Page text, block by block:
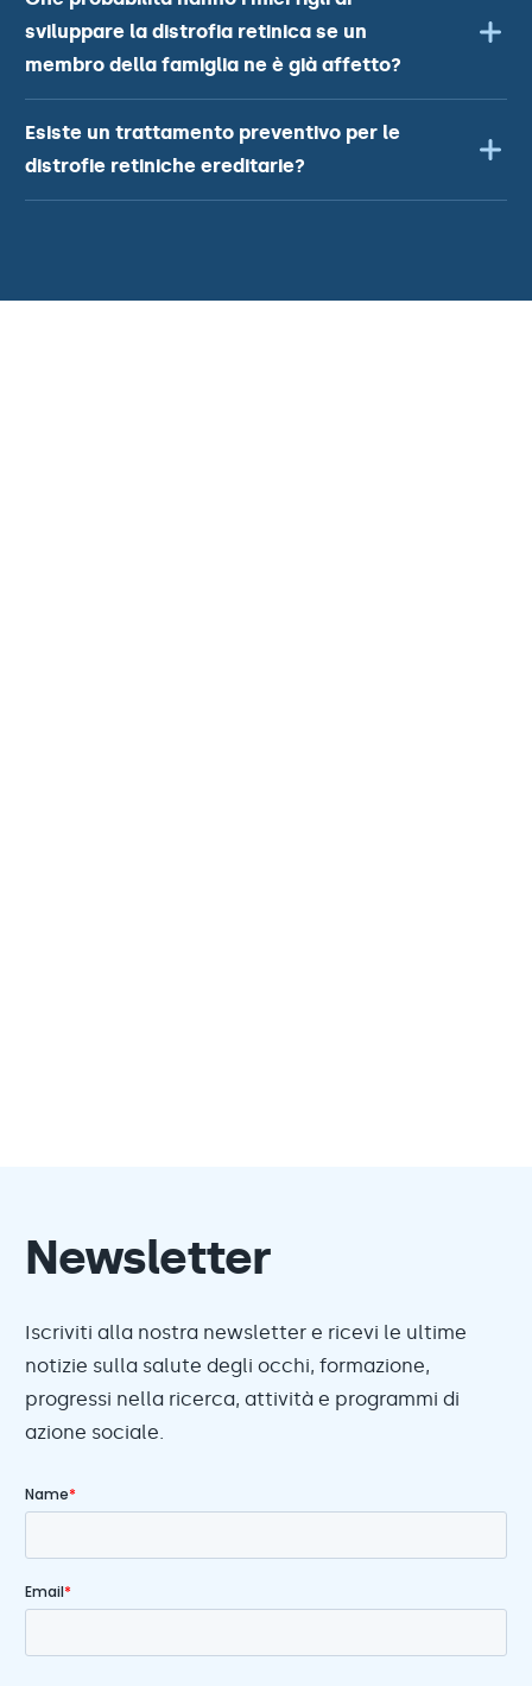
sviluppare la distrofia retinica se un
membro della famiglia ne è già affetto?
Esiste un trattamento preventivo per le
distrofie retiniche ereditarie?
Newsletter
Iscriviti alla nostra newsletter e ricevi le ultime
notizie sulla salute degli occhi, formazione,
progressi nella ricerca, attività e programmi di
azione sociale.